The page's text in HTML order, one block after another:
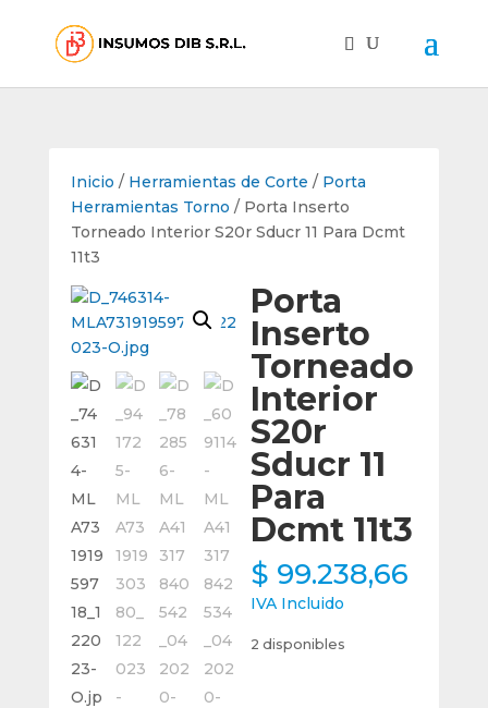
Inicio / Herramientas de Corte / Porta
Herramientas Torno / Porta Inserto
Torneado Interior S20r Sducr 11 Para Dcmt
11t3
Porta
Inserto
Torneado
Interior
S20r
Sducr 11
Para
Dcmt 11t3
$ 99.238,66
IVA Incluido
2 disponibles